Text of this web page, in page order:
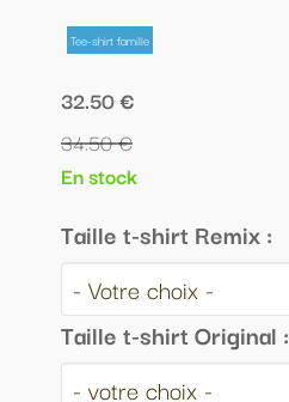
Tee-shirt famille
32.50 €
34.50 €
En stock
Taille t-shirt Remix :
Taille t-shirt Original :